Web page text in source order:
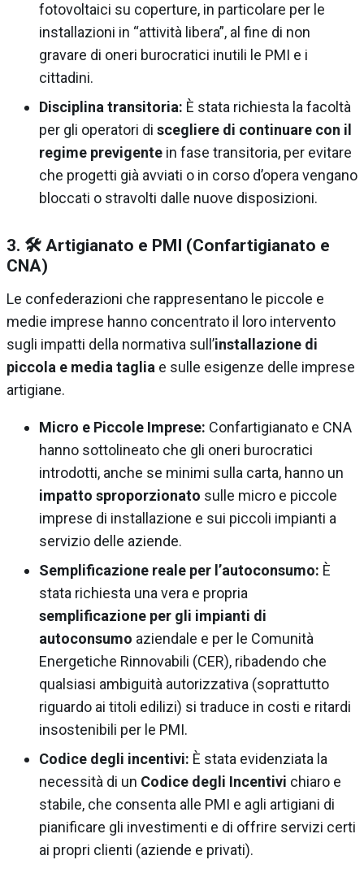
fotovoltaici su coperture, in particolare per le
installazioni in “attività libera”, al fine di non
gravare di oneri burocratici inutili le PMI e i
cittadini.
Disciplina transitoria: È stata richiesta la facoltà
per gli operatori di scegliere di continuare con il
regime previgente in fase transitoria, per evitare
che progetti già avviati o in corso d’opera vengano
bloccati o stravolti dalle nuove disposizioni.
3. 🛠️ Artigianato e PMI (Confartigianato e
CNA)
Le confederazioni che rappresentano le piccole e
medie imprese hanno concentrato il loro intervento
sugli impatti della normativa sull’installazione di
piccola e media taglia e sulle esigenze delle imprese
artigiane.
Micro e Piccole Imprese: Confartigianato e CNA
hanno sottolineato che gli oneri burocratici
introdotti, anche se minimi sulla carta, hanno un
impatto sproporzionato sulle micro e piccole
imprese di installazione e sui piccoli impianti a
servizio delle aziende.
Semplificazione reale per l’autoconsumo: È
stata richiesta una vera e propria
semplificazione per gli impianti di
autoconsumo aziendale e per le Comunità
Energetiche Rinnovabili (CER), ribadendo che
qualsiasi ambiguità autorizzativa (soprattutto
riguardo ai titoli edilizi) si traduce in costi e ritardi
insostenibili per le PMI.
Codice degli incentivi: È stata evidenziata la
necessità di un Codice degli Incentivi chiaro e
stabile, che consenta alle PMI e agli artigiani di
pianificare gli investimenti e di offrire servizi certi
ai propri clienti (aziende e privati).